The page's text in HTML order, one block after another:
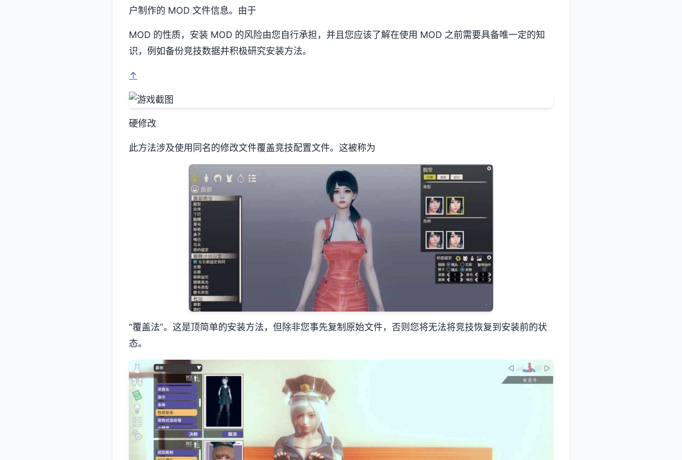
户制作的 MOD 文件信息。由于
MOD 的性质，安装 MOD 的风险由您自行承担，并且您应该了解在使用 MOD 之前需要具备唯一定的知
识，例如备份竞技数据并积极研究安装方法。
↑
硬修改
此方法涉及使用同名的修改文件覆盖竞技配置文件。这被称为
“覆盖法”。这是顶简单的安装方法，但除非您事先复制原始文件，否则您将无法将竞技恢复到安装前的状
态。